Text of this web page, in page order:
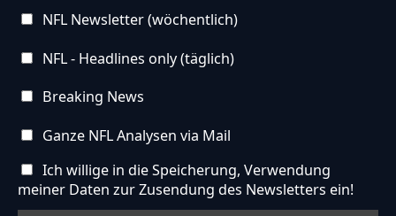
NFL Newsletter (wöchentlich)
NFL - Headlines only (täglich)
Breaking News
Ganze NFL Analysen via Mail
Ich willige in die Speicherung, Verwendung
meiner Daten zur Zusendung des Newsletters ein!